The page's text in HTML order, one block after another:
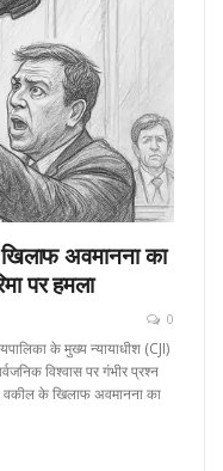
अवमानना का
पर हमला
0
के मुख्य न्यायाधीश (CJI)
विश्वास पर गंभीर प्रश्न
के खिलाफ अवमानना का